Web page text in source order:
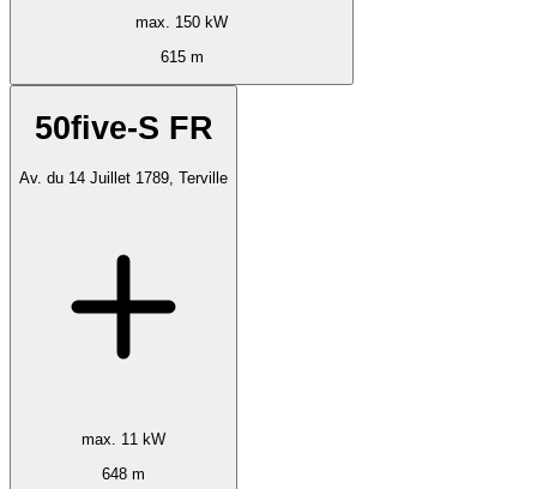
max. 150 kW
615 m
50five-S FR
Av. du 14 Juillet 1789, Terville
max. 11 kW
648 m